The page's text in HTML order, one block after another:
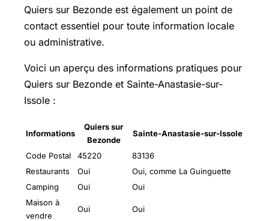
Quiers sur Bezonde est également un point de
contact essentiel pour toute information locale
ou administrative.
Voici un aperçu des informations pratiques pour
Quiers sur Bezonde et Sainte-Anastasie-sur-
Issole :
Informations
Quiers sur
Bezonde
Sainte-Anastasie-sur-Issole
Code Postal 45220
83136
Restaurants
Oui
Oui, comme La Guinguette
Camping
Oui
Oui
Maison à
vendre
Oui Oui